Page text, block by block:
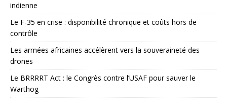
indienne
Le F-35 en crise : disponibilité chronique et coûts hors de
contrôle
Les armées africaines accélèrent vers la souveraineté des
drones
Le BRRRRT Act : le Congrès contre l’USAF pour sauver le
Warthog